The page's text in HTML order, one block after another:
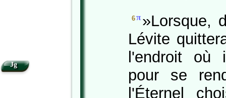
6π »Lorsque,
Lévite
l'endroit où
pour se
l'Éternel
Jg